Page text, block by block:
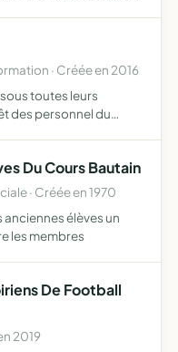
· Créée en 2016
toutes leurs
des personnel du
Du Cours Bautain
· Créée en 1970
élèves un
les membres
De Football
2019